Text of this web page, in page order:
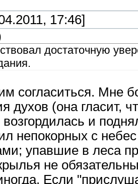
17:46]
достаточную
согласиться. Мне
духов (она гласит,
и
непокорных с
упавшие в леса
не
Если